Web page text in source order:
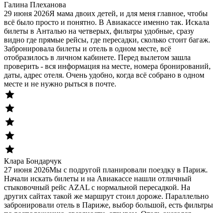
Галина Плеханова
29 июня 2026Я мама двоих детей, и для меня главное, чтобы
всё было просто и понятно. В Авиакассе именно так. Искала
билеты в Анталью на четверых, фильтры удобные, сразу
видно где прямые рейсы, где пересадки, сколько стоит багаж.
Забронировала билеты и отель в одном месте, всё
отобразилось в личном кабинете. Перед вылетом зашла
проверить - вся информация на месте, номера бронирований,
даты, адрес отеля. Очень удобно, когда всё собрано в одном
месте и не нужно рыться в почте.
Клара Бондарчук
27 июня 2026Мы с подругой планировали поездку в Париж.
Начали искать билеты и на Авиакассе нашли отличный
стыковочный рейс AZAL с нормальной пересадкой. На
других сайтах такой же маршрут стоил дороже. Параллельно
забронировали отель в Париже, выбор большой, есть фильтры